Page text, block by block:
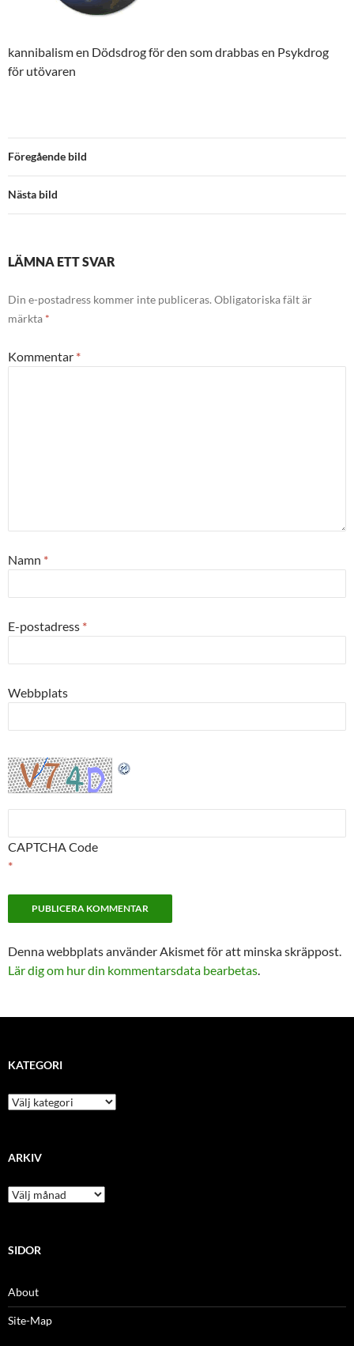
kannibalism en Dödsdrog för den som drabbas en Psykdrog
för utövaren
Föregående bild
Nästa bild
LÄMNA ETT SVAR
Din e-postadress kommer inte publiceras. Obligatoriska fält är
märkta *
Kommentar *
Namn *
E-postadress *
Webbplats
CAPTCHA Code
*
Denna webbplats använder Akismet för att minska skräppost.
Lär dig om hur din kommentarsdata bearbetas
KATEGORI
kategori
ARKIV
arkiv
SIDOR
About
Site-Map